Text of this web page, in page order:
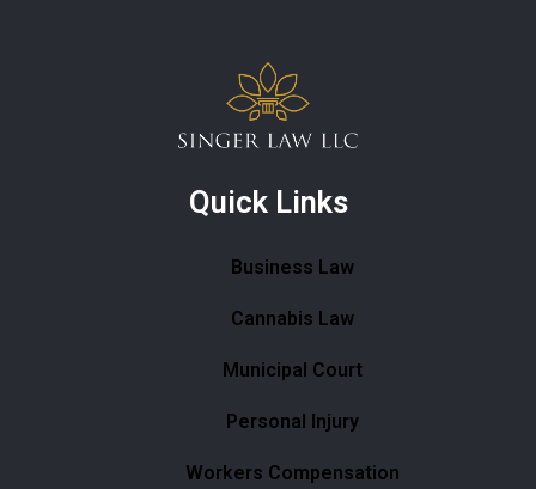
Quick Links
Business Law
Cannabis Law
Municipal Court
Personal Injury
Workers Compensation